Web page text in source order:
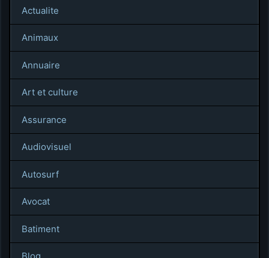
Actualite
Animaux
Annuaire
Art et culture
Assurance
Audiovisuel
Autosurf
Avocat
Batiment